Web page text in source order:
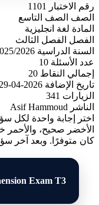
رقم الاختبار
1101
الصف
الصف التاسع
المادة لغة انجليزية
الفصل
الفصل الثالث
السنة الدراسية 2026
عدد الأسئلة 10
إجمالي النقاط 20
تاريخ الإضافة 2026-04-29
الزيارات
341
الناشر Asif Hammoud
اختر إجابة واحدة لكل
الأخضر صحيح، والأحمر
كان متوفرًا. وبعد آخر
Exam T3